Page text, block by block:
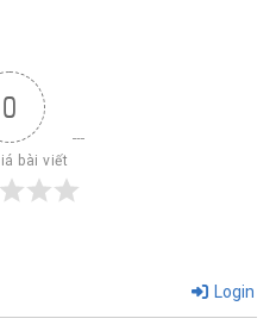
0
bài viết
Login